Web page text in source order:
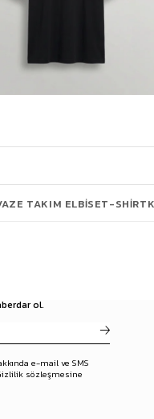
ol.
e-mail ve SMS
sözleşmesine
TAKIM ELBISET-SHIRT